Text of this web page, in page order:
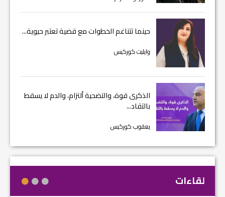
حينما تتناغم الخطوات مع قضية تعتبر حيوية...
وايليت كوركيس
الذكرى قوة، والتضحية ألتزام، والدم لا يسقط
بالتقاد...
يعقوب كوركيس
لقاءات